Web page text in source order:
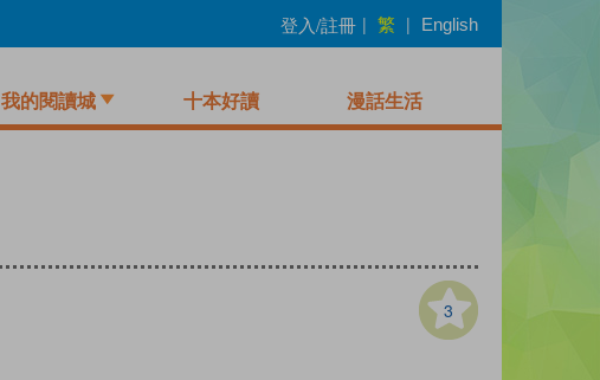
登入/註冊 | 繁 | English
我的閱讀城 十本好讀 漫話生活
3